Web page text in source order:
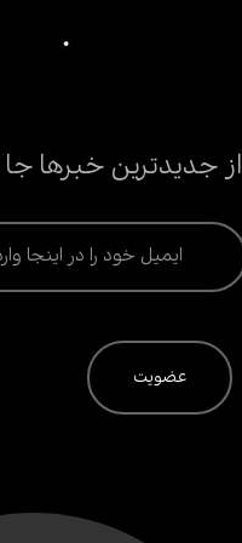
از جدیدترین خبرها